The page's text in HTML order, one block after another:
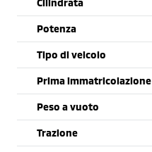
Cilindrata
Potenza
Tipo di veicolo
Prima immatricolazione
Peso a vuoto
Trazione